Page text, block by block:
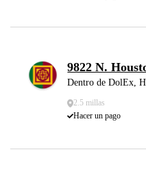
9822 N.
Dentro de DolEx,
2.5 millas
Hacer un pago